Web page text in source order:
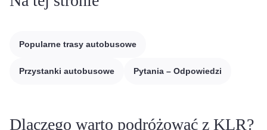
Popularne trasy autobusowe
Przystanki autobusowe Pytania – Odpowiedzi
Dlaczego warto podróżować z KLR?